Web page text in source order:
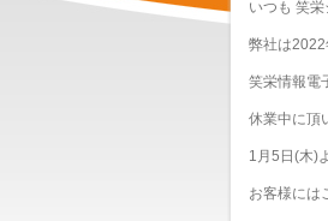
いつも 笑
弊社は2022
笑栄情報電
休業中に頂
1月5日(木)
お客様には